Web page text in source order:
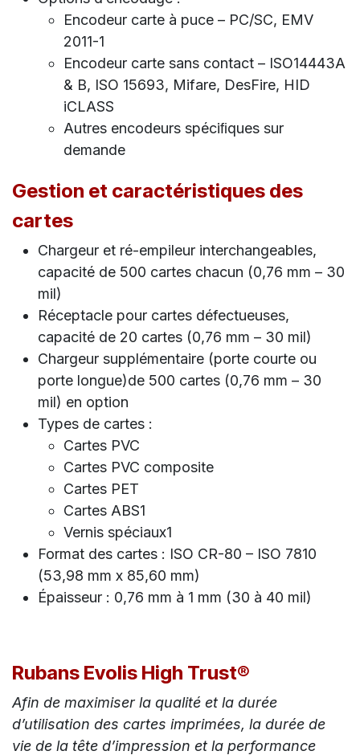
​Encodeur carte à puce – PC/SC, EMV
2011-1
Encodeur carte sans contact – ISO14443A
& B, ISO 15693, Mifare, DesFire, HID
iCLASS
Autres encodeurs spéciﬁques sur
demande
Gestion et caractéristiques des
cartes
Chargeur et ré-empileur interchangeables,
capacité de 500 cartes chacun (0,76 mm – 30
mil)
Réceptacle pour cartes défectueuses,
capacité de 20 cartes (0,76 mm – 30 mil)
Chargeur supplémentaire (porte courte ou
porte longue)de 500 cartes (0,76 mm – 30
mil) en option
Types de cartes :
​Cartes PVC
Cartes PVC composite
Cartes PET
Cartes ABS1
Vernis spéciaux1
Format des cartes : ISO CR-80 – ISO 7810
(53,98 mm x 85,60 mm)
Épaisseur : 0,76 mm à 1 mm (30 à 40 mil)
Rubans Evolis High Trust®
Afin de maximiser la qualité et la durée
d’utilisation des cartes imprimées, la durée de
vie de la tête d’impression et la performance